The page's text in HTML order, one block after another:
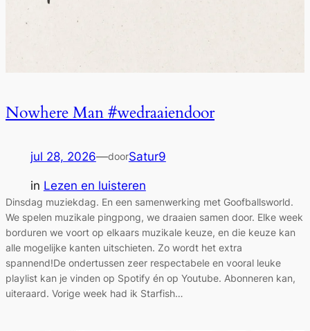
Nowhere Man #wedraaiendoor
jul 28, 2026—doorSatur9
in Lezen en luisteren
Dinsdag muziekdag. En een samenwerking met Goofballsworld.
We spelen muzikale pingpong, we draaien samen door. Elke week
borduren we voort op elkaars muzikale keuze, en die keuze kan
alle mogelijke kanten uitschieten. Zo wordt het extra
spannend!De ondertussen zeer respectabele en vooral leuke
playlist kan je vinden op Spotify én op Youtube. Abonneren kan,
uiteraard. Vorige week had ik Starfish…